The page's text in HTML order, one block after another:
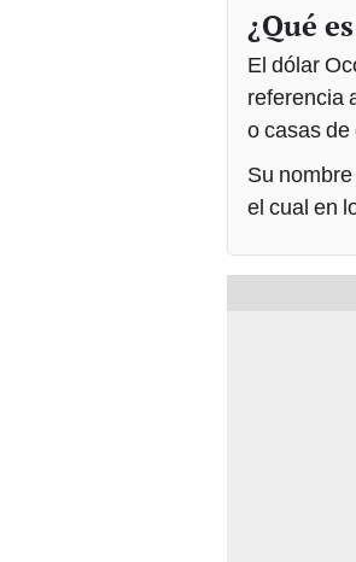
¿Qué
El dólar
referencia
o casas de
Su
el cual en